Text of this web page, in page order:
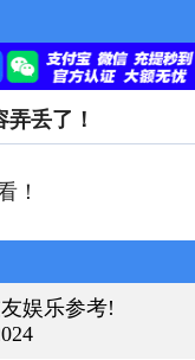
丢了！
！
娱乐参考!